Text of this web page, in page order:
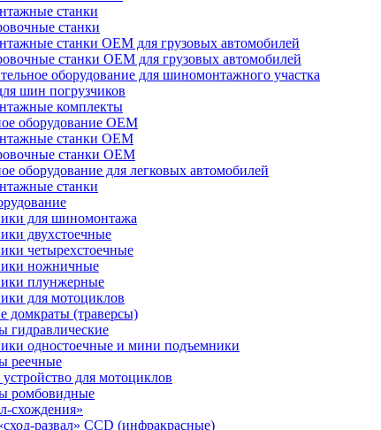
станки
станки
станки ОЕМ для грузовых автомобилей
станки ОЕМ для грузовых автомобилей
оборудование для шиномонтажного участка
шин погрузчиков
комплекты
оборудование ОЕМ
станки ОЕМ
станки ОЕМ
оборудование для легковых автомобилей
станки
для шиномонтажа
двухстоечные
четырехстоечные
ножничные
плунжерные
для мотоциклов
домкраты (траверсы)
гидравлические
одностоечные и мини подъемники
реечные
для мотоциклов
ромбовидные
схождения»
развал» CCD (инфракрасные)